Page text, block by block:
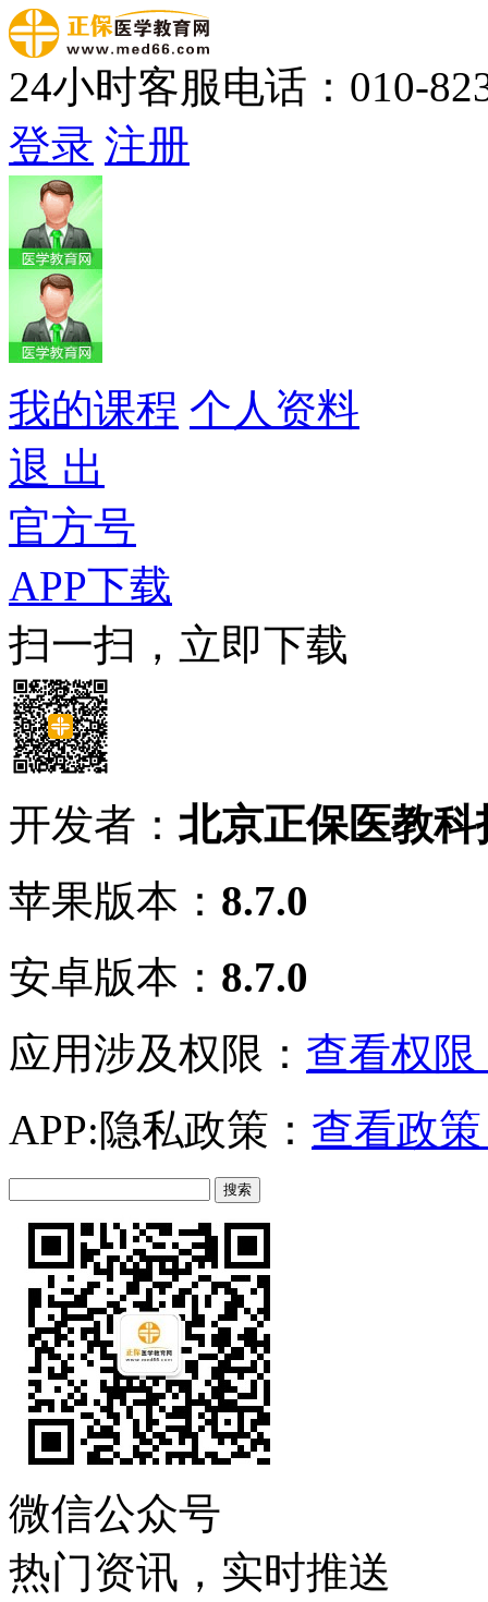
24小时客服电话：010-
登录 注册
我的课程 个人资料
退 出
官方号
APP下载
扫一扫，立即下载
开发者： 北京正保医教
苹果版本： 8.7.0
安卓版本： 8.7.0
应用涉及权限： 查看权限
APP:隐私政策： 查看政
微信公众号
热门资讯，实时推送